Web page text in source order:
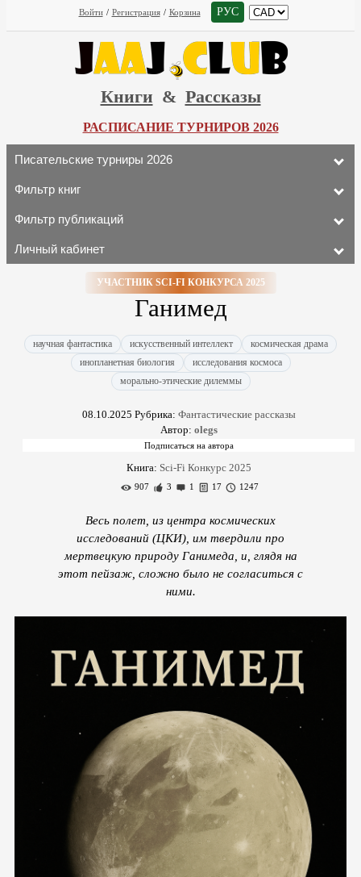
Войти / Регистрация / Корзина РУС
Книги & Рассказы
РАСПИСАНИЕ ТУРНИРОВ 2026
Писательские турниры 2026
Фильтр книг
Фильтр публикаций
Личный кабинет
УЧАСТНИК SCI-FI КОНКУРСА 2025
Ганимед
научная фантастика искусственный интеллект
космическая драма
инопланетная биология
исследования космоса
морально-этические дилеммы
08.10.2025 Рубрика: Фантастические рассказы
Автор: olegs
Книга: Sci-Fi Конкурс 2025
907 3 1 17 1247
Весь полет, из центра космических
исследований (ЦКИ), им твердили про
мертвецкую природу Ганимеда, и, глядя на
этот пейзаж, сложно было не согласиться с
ними.